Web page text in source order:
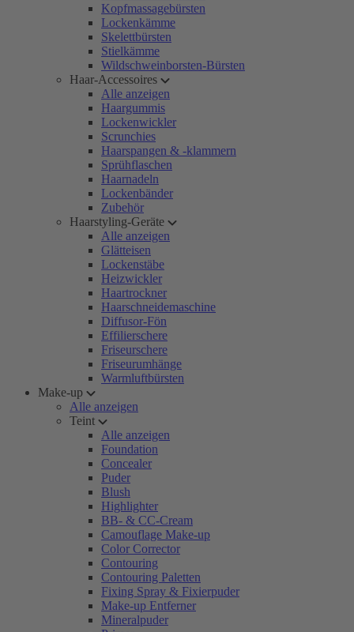
Kopfmassagebürsten
Lockenkämme
Skelettbürsten
Stielkämme
Wildschweinborsten-Bürsten
Haar-Accessoires
Alle anzeigen
Haargummis
Lockenwickler
Scrunchies
Haarspangen & -klammern
Sprühflaschen
Haarnadeln
Lockenbänder
Zubehör
Haarstyling-Geräte
Alle anzeigen
Glätteisen
Lockenstäbe
Heizwickler
Haartrockner
Haarschneidemaschine
Diffusor-Fön
Effilierschere
Friseurschere
Friseurumhänge
Warmluftbürsten
Make-up
Alle anzeigen
Teint
Alle anzeigen
Foundation
Concealer
Puder
Blush
Highlighter
BB- & CC-Cream
Camouflage Make-up
Color Corrector
Contouring
Contouring Paletten
Fixing Spray & Fixierpuder
Make-up Entferner
Mineralpuder